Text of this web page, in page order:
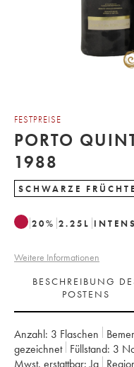
FESTPREISE
PORTO
1988
SCHWARZE FRÜCHTE
20% 2.25 L
Weitere Informationen
BESCHREIBUNG
POSTENS
Anzahl: 3 Flaschen
gezeichnet Füllstand: 3
Mwst. erstattbar: ja